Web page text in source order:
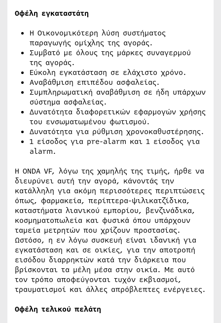
Οφέλη εγκαταστάτη
Η Οικονομικότερη λύση συστήματος
παραγωγής ομίχλης της αγοράς.
Συμβατό με όλους της μάρκες συναγερμού
της αγοράς.
Εύκολη εγκατάσταση σε ελάχιστο χρόνο.
Αναβάθμιση επιπέδου ασφαλείας.
Συμπληρωματική αναβάθμιση σε ήδη υπάρχων
σύστημα ασφαλείας.
Δυνατότητα διαφορετικών εφαρμογών χρήσης
του ενσωματωμένου φωτισμού.
Δυνατότητα για ρύθμιση χρονοκαθυστέρησης.
1 είσοδος για pre-alarm και 1 είσοδος για
alarm.
Η ONDA VF, λόγω της χαμηλής της τιμής, ήρθε να
διευρύνει αυτή την αγορά, κάνοντάς την
κατάλληλη για ακόμη περισσότερες περιπτώσεις
όπως, φαρμακεία, περίπτερα-ψιλικατζίδικα,
καταστήματα λιανικού εμπορίου, βενζινάδικα,
κοσμηματοπωλεία και φυσικά όπου υπάρχουν
ταμεία μετρητών που χρίζουν προστασίας.
Ωστόσο, η εν λόγω συσκευή είναι ιδανική για
εγκατάσταση και σε οικίες, για την αποτροπή
εισόδου διαρρηκτών κατά την διάρκεια που
βρίσκονται τα μέλη μέσα στην οικία. Με αυτό
τον τρόπο αποφεύγονται τυχόν εκβιασμοί,
τραυματισμοί και άλλες απρόβλεπτες ενέργειες.
Οφέλη τελικού πελάτη